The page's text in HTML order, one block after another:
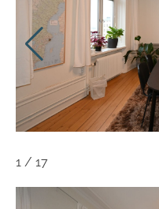
1 / 17